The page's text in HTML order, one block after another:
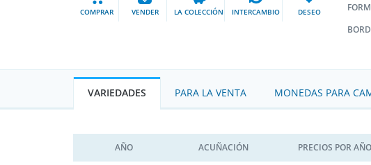
COMPRAR VENDER LA COLECCIÓN INTERCAMBIO DESEO
VARIEDADES PARA LA VENTA MONEDAS PARA
AÑO ACUÑACIÓN PRECIOS POR